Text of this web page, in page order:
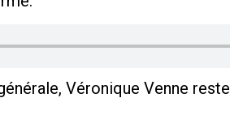
Véronique Venne